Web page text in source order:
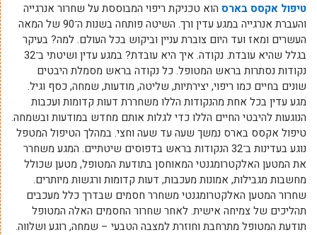
טיפול אקסס בארס הוא טכניקת ריפוי המבוססת על שחרור אנרגייה
והעברת אנרגייה במגע עדין ורך. השיטה פותחה בשנות ה־90 של המאה
העשרים ומאז ועד היום צוברת עניין וביקוש בכל העולם. למה? בעיקר
בגלל שהיא עובדת. נקודה. איך היא עובדת? במגע עדין ושיטתי ב־32
נקודות נסתרות בראש המטופל. כל נקודה בראש מסמלת היבטים
שונים בחיים כמו ריפוי, יצירתיות, שליטה, מודעות, שמחה, כסף וגיל.
מגע עדין בכל אחת מהנקודות הללו משחררת דעות קדומות ועכבות
הנוגעות להיבטי החיים הללו כדי לגלות אותם מחדש במודעות ובשמחה.
טיפול אקסס בארס נמשך שעה עד שעה וחצי. במהלך הטיפול המטפל
נוגע בעדינות ב־32 הנקודות בראש בדפוסים שיטתיים. המגע משחרר
את המטען האלקטרומגנטי המאוחסן בתודעת המטופל, מטען שכולל
מחשבות מגבילות, אמונות מעכבות, דעות קדומות ורגשות מיותרים.
שחרור המטען האלקטרומגנטי משחרר חסמים שבדרך כלל מעכבים
תהליכים של צמיחה אישית. לאחר שחרור החסמים האלה המטופל
תודעת המטופל מתרחבת וחוזרת למצבה הטבעי – שמחה, רוגע ושלווה.